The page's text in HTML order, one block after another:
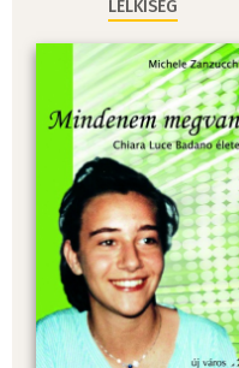
LELKISÉG